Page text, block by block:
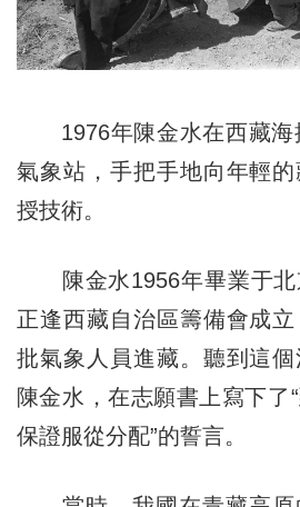
1976年陳金水在西藏海
氣象站，手把手地向年輕
授技術。
陳金水1956年畢業于北
正逢西藏自治區籌備會成
批氣象人員進藏。聽到這
陳金水，在志願書上寫下了
保證服從分配”的誓言。